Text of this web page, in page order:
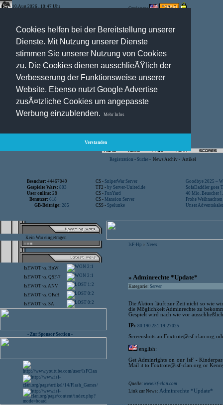
Cookies helfen bei der Bereitstellung unserer
Dienste. Mit Nutzung unserer Dienste
stimmen Sie unserer Nutzung von Cookies
zu. Die Cookies dienen ausschlieÃŸlich der
Verbesserung der Funktionsweise unserer
Website. Ebenso nutzt Google Advertise
zusÃ¤tzliche Cookies um angepasste
Werbung einzublenden.
Mehr Infos
Verstanden
10.Aug.2026 , 10:47 Uhr Optionen:
Registration - Suche - News Archiv - Artikel
Besucher: 44467049 CS - SniperWar Server
Goodbye 2025 –
Gespielte Wars: 803 TF2 - by Server-United.de
SofaDaddler goes
User online: 28 CS - FunYard
40 Mio. Beuscher
Benutzer: 618 CS - Mansion Server
Frohe
GB-Beiträge: 285 CSS - Spelunke Unser
Kein War eingetragen
IsF.WOT vs. HoW 2:1
IsF.WOT vs. QSF-7 2:1
IsF.WOT vs.ANV 1:2
IsF.WOT vs. OFaH 0:2
IsF.WOT vs. SA 0:2
- Zur Sponsor Section -
IsF-Hp > News
» Adminrechte *Update*
Kategorie: Server
Die Aktion läuft zur Zeit nicht so wie
die Möglichkeit Adminrechte zu
Gespielt wird nach wie vor
IP: 80.190.251.19:27025
Screenshots an Foxtrote@isf-clan.org
english:
Get Adminrights on our IsF -
Mail it to Foxtrote@isf-clan.org or
Quelle: www.isf-clan.com
Link zur News: Adminrechte *Update*